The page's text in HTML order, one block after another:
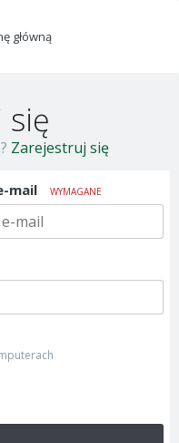
główną
się
Zarejestruj się
mail WYMAGANE